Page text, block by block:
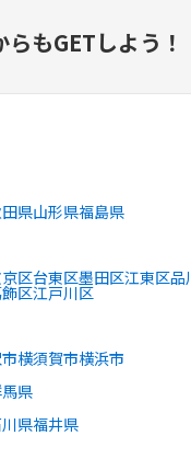
らもGETしよう！
県山形県福島県
区台東区墨田区江東区品
区江戸川区
横須賀市横浜市
県
県福井県